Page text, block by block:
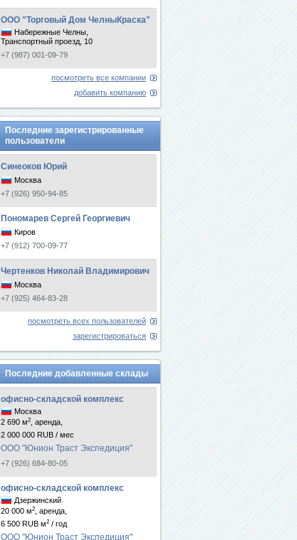
ООО "Торговый Дом ЧелныКраска"
Набережные Челны,
Транспортный проезд, 10
+7 (987) 001-09-79
посмотреть все компании
добавить компанию
Последние зарегистрированные
пользователи
Синеоков Юрий
Москва
+7 (926) 950-94-85
Пономарев Сергей Георгиевич
Киров
+7 (912) 700-09-77
Чертенков Николай Владимирович
Москва
+7 (925) 464-83-28
посмотреть всех пользователей
зарегистрироваться
Последние добавленные склады
офисно-складской комплекс
Москва
2 690 м2
, аренда,
2 000 000 RUB / мес
ООО "Юнион Траст Экспедиция"
+7 (926) 684-80-05
офисно-складской комплекс
Дзержинский
20 000 м2
, аренда,
6 500 RUB м2 / год
ООО "Юнион Траст Экспедиция"